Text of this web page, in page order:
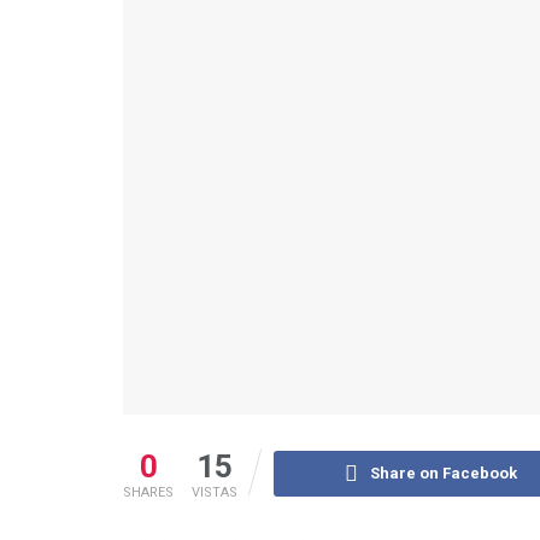
0
SHARES
15
VISTAS
Share on Facebook